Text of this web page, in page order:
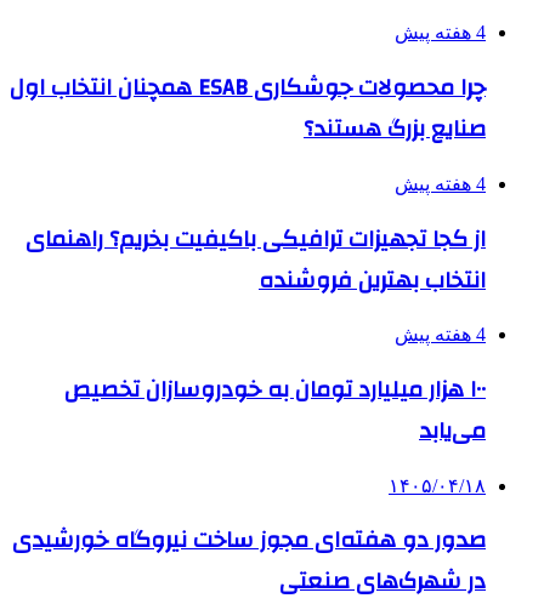
4 هفته پیش
چرا محصولات جوشکاری ESAB همچنان انتخاب اول
صنایع بزرگ هستند؟
4 هفته پیش
از کجا تجهیزات ترافیکی باکیفیت بخریم؟ راهنمای
انتخاب بهترین فروشنده
4 هفته پیش
۱۰۰ هزار میلیارد تومان به خودروسازان تخصیص
می‌یابد
۱۴۰۵/۰۴/۱۸
صدور دو هفته‌ای مجوز ساخت نیروگاه خورشیدی
در شهرک‌های صنعتی